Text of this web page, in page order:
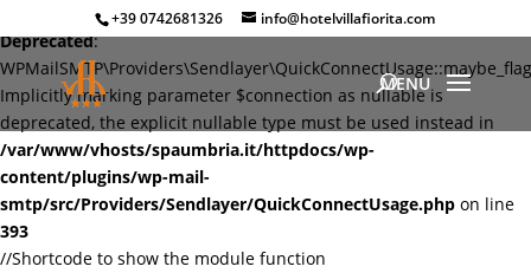
Deprecated:
Implicitly marking parameter $connection as nullable is
deprecated, the explicit nullable type must be used instead in
/var/www/vhosts/spaumbria.it/httpdocs/wp-
content/plugins/wp-mail-
smtp/src/Providers/Sendlayer/QuickConnectUsage.php on line
393
//Shortcode to show the module function
+39 0742681326 info@hotelvillafiorita.com